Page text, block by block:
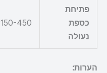
פתיחת
כספת
נעולה
150-450
הערות: